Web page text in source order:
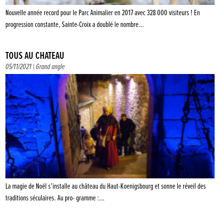
Nouvelle année record pour le Parc Animalier en 2017 avec 328 000 visiteurs ! En
progression constante, Sainte-Croix a doublé le nombre…
TOUS AU CHÂTEAU
05/11/2021 |Grand angle
La magie de Noël s’installe au château du Haut-Koenigsbourg et sonne le réveil des
traditions séculaires. Au pro- gramme :…